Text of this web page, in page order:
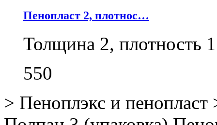
Пенопласт 2, плотнос…
Толщина 2, плотность
550
> Пеноплэкс и пенопласт